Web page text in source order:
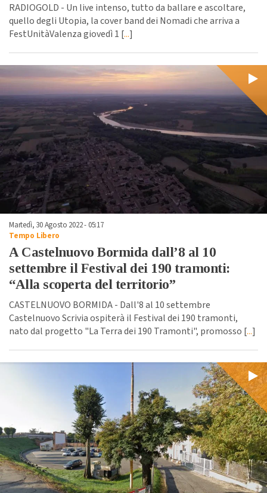
RADIOGOLD - Un live intenso, tutto da ballare e ascoltare,
quello degli Utopia, la cover band dei Nomadi che arriva a
FestUnitàValenza giovedì 1 [...]
Martedì, 30 Agosto 2022 - 05:17
Tempo Libero
A Castelnuovo Bormida dall’8 al 10
settembre il Festival dei 190 tramonti:
“Alla scoperta del territorio”
CASTELNUOVO BORMIDA - Dall'8 al 10 settembre
Castelnuovo Scrivia ospiterà il Festival dei 190 tramonti,
nato dal progetto "La Terra dei 190 Tramonti", promosso [...]